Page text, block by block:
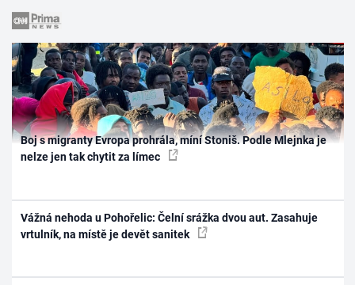
Boj s migranty Evropa prohrála, míní Stoniš. Podle Mlejnka je
nelze jen tak chytit za límec
Vážná nehoda u Pohořelic: Čelní srážka dvou aut. Zasahuje
vrtulník, na místě je devět sanitek